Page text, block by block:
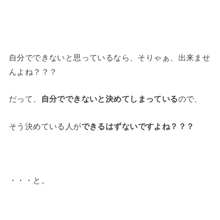
自分でできないと思っているなら、そりゃぁ、出来ませ
んよね？？？
だって、 自分でできないと決めてしまっているので、
そう決めている人ができるはずないですよね？？？
・・・と。